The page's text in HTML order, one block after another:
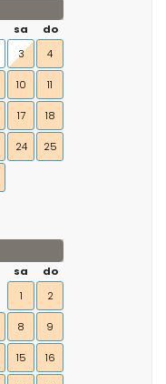
sa
do
3 4
10 11
17 18
24 25
sa
do
1
2
8 9
15 16